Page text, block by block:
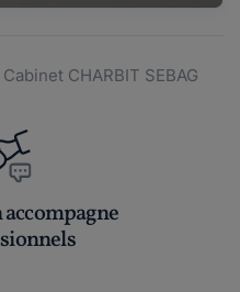
Cabinet CHARBIT SEBAG
accompagne